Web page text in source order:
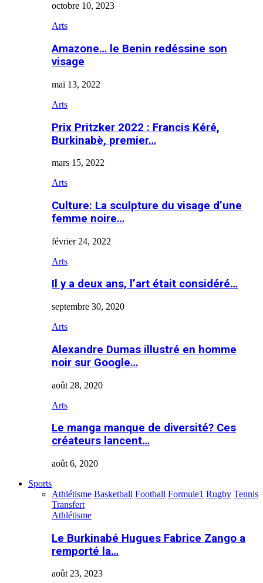
octobre 10, 2023
Arts
Amazone… le Benin redéssine son
visage
mai 13, 2022
Arts
Prix Pritzker 2022 : Francis Kéré,
Burkinabè, premier…
mars 15, 2022
Arts
Culture: La sculpture du visage d’une
femme noire…
février 24, 2022
Arts
Il y a deux ans, l’art était considéré…
septembre 30, 2020
Arts
Alexandre Dumas illustré en homme
noir sur Google…
août 28, 2020
Arts
Le manga manque de diversité? Ces
créateurs lancent…
août 6, 2020
Sports
Athlétisme Basketball Football Formule1 Rugby Tennis
Transfert
Athlétisme
Le Burkinabé Hugues Fabrice Zango a
remporté la…
août 23, 2023